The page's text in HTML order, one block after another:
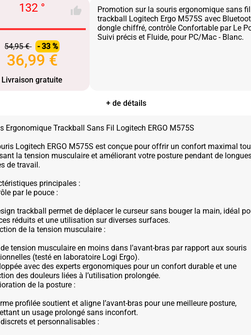
132 °
54,95 € - 33 %
36,99 €
Livraison gratuite
Promotion sur la souris ergonomique sans
trackball Logitech Ergo M575S avec
dongle chiffré, contrôle Confortable par Le
+ de détails
Ergonomique Trackball Sans Fil Logitech ERGO M575S
Logitech ERGO M575S est conçue pour offrir un confort maximal
la tension musculaire et améliorant votre posture pendant de
de travail.
principales :
par le pouce :
trackball permet de déplacer le curseur sans bouger la main, idéal
réduits et une utilisation sur diverses surfaces.
de la tension musculaire :
tension musculaire en moins dans l’avant-bras par rapport aux souris
(testé en laboratoire Logi Ergo).
avec des experts ergonomiques pour un confort durable et une
des douleurs liées à l’utilisation prolongée.
de la posture :
profilée soutient et aligne l’avant-bras pour une meilleure posture,
un usage prolongé sans inconfort.
et personnalisables :